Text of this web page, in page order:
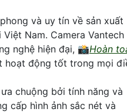
và uy tín về sản xuất
Nam. Camera Vantech
nghệ hiện đại, 📸Hoàn
hoạt động tốt trong mọi
chuộng bởi tính năng và
cấp hình ảnh sắc nét và